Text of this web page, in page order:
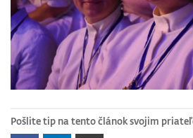
Pošlite tip na tento článok svojim